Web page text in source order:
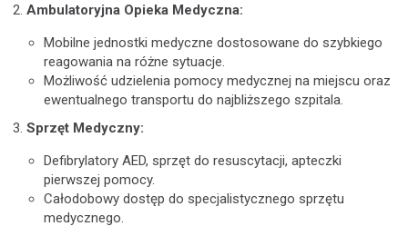
Ambulatoryjna Opieka Medyczna:
Mobilne jednostki medyczne dostosowane do szybkiego
reagowania na różne sytuacje.
Możliwość udzielenia pomocy medycznej na miejscu oraz
ewentualnego transportu do najbliższego szpitala.
Sprzęt Medyczny:
Defibrylatory AED, sprzęt do resuscytacji, apteczki
pierwszej pomocy.
Całodobowy dostęp do specjalistycznego sprzętu
medycznego.